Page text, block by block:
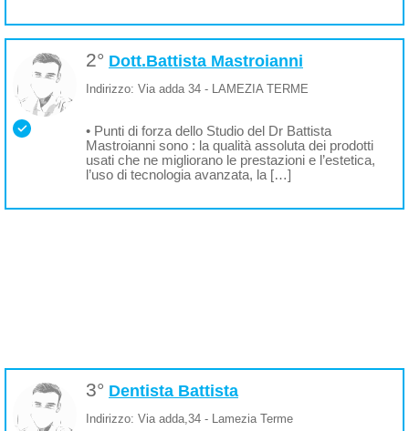
2° Dott.Battista Mastroianni
Indirizzo: Via adda 34 - LAMEZIA TERME
• Punti di forza dello Studio del Dr Battista
Mastroianni sono : la qualità assoluta dei prodotti
usati che ne migliorano le prestazioni e l’estetica,
l’uso di tecnologia avanzata, la […]
3° Dentista Battista
Indirizzo: Via adda,34 - Lamezia Terme